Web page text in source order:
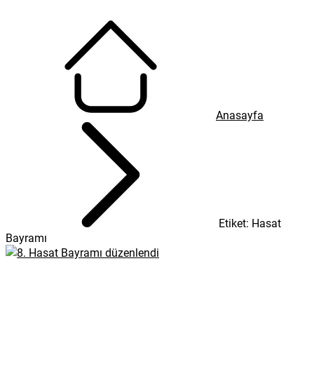
Anasayfa
Etiket: Hasat
Bayramı